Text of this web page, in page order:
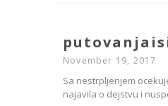
November 19, 2017
Sa nestrpljenjem
najavila o dejstvu i